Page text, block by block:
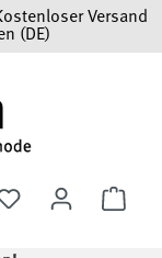
Versand
(DE)